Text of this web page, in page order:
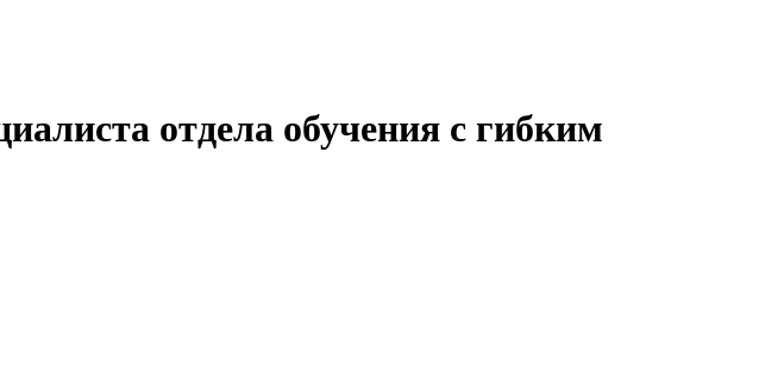
отдела обучения с гибким